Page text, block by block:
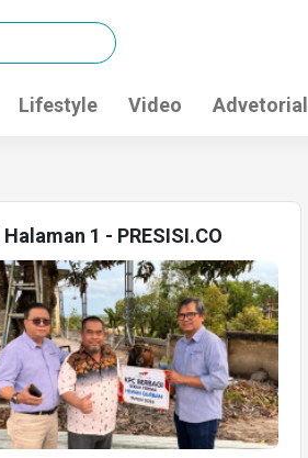
Lifestyle Video Advetorial
1 - PRESISI.CO